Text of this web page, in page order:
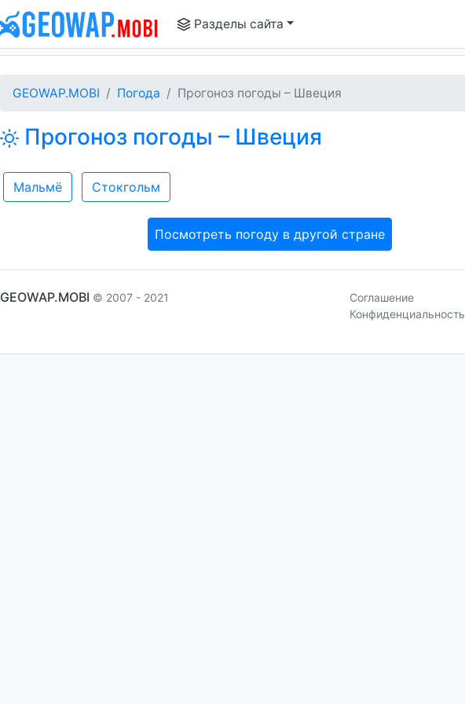
Разделы сайта
GEOWAP.MOBI Погода Прогоноз погоды – Швеция
Прогоноз погоды – Швеция
Мальмё Стокгольм
Посмотреть погоду в другой стране
GEOWAP.MOBI © 2007 - 2021
Соглашение
Конфиденциальность